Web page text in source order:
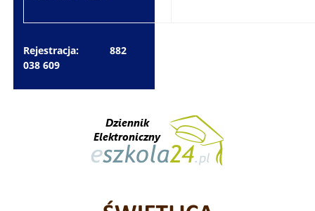
Rejestracja: 882
038 609